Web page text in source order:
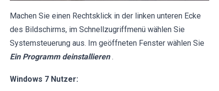
Machen Sie einen Rechtsklick in der linken unteren Ecke
des Bildschirms, im Schnellzugriffmenü wählen Sie
Systemsteuerung aus. Im geöffneten Fenster wählen Sie
Ein Programm deinstallieren .
Windows 7 Nutzer: